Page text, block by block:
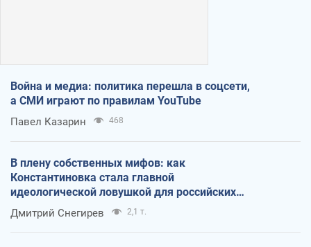
Война и медиа: политика перешла в соцсети,
а СМИ играют по правилам YouTube
Павел Казарин 468
В плену собственных мифов: как
Константиновка стала главной
идеологической ловушкой для российских
оккупантов
Дмитрий Снегирев 2,1 т.